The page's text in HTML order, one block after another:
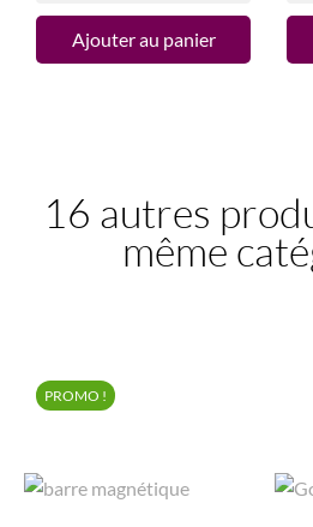
Ajouter au panier
16 autres
même
PROMO !